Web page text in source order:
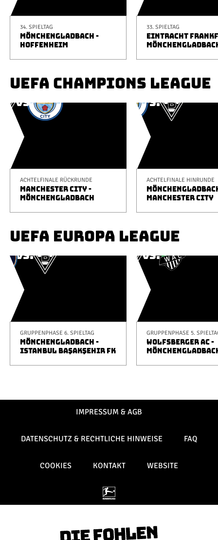
34. SPIELTAG
MÖNCHENGLADBACH -
HOFFENHEIM
33. SPIELTAG
EINTRACHT
UEFA CHAMPIONS LEAGUE
ACHTELFINALE RÜCKRUNDE
MANCHESTER CITY -
MÖNCHENGLADBACH
ACHTELFINALE HINRUNDE
MANCHESTER CITY
UEFA EUROPA LEAGUE
GRUPPENPHASE 6. SPIELTAG
MÖNCHENGLADBACH -
ISTANBUL BAŞAKŞEHIR FK
GRUPPENPHASE 5.
WOLFSBERGER AC -
IMPRESSUM & AGB
DATENSCHUTZ & RECHTLICHE HINWEISE FAQ
COOKIES KONTAKT WEBSITE